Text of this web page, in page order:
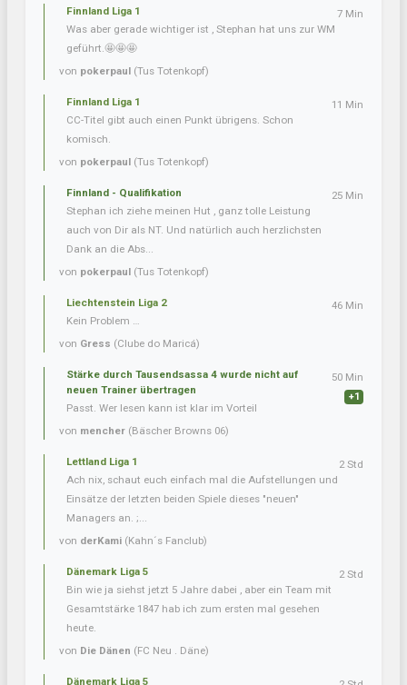
Finnland Liga 1
Was aber gerade wichtiger ist , Stephan hat uns zur WM
geführt.🤩🤩🤩
von pokerpaul (Tus Totenkopf)
7 Min
Finnland Liga 1
CC-Titel gibt auch einen Punkt übrigens. Schon
komisch.
von pokerpaul (Tus Totenkopf)
11 Min
Finnland - Qualifikation
Stephan ich ziehe meinen Hut , ganz tolle Leistung
auch von Dir als NT. Und natürlich auch herzlichsten
Dank an die Abs...
von pokerpaul (Tus Totenkopf)
25 Min
Liechtenstein Liga 2
Kein Problem …
von Gress (Clube do Maricá)
46 Min
Stärke durch Tausendsassa 4 wurde nicht auf
neuen Trainer übertragen
Passt. Wer lesen kann ist klar im Vorteil
von mencher (Bäscher Browns 06)
50 Min
+1
Lettland Liga 1
Ach nix, schaut euch einfach mal die Aufstellungen und
Einsätze der letzten beiden Spiele dieses "neuen"
Managers an. ;...
von derKami (Kahn´s Fanclub)
2 Std
Dänemark Liga 5
Bin wie ja siehst jetzt 5 Jahre dabei , aber ein Team mit
Gesamtstärke 1847 hab ich zum ersten mal gesehen
heute.
von Die Dänen (FC Neu . Däne)
2 Std
Dänemark Liga 5